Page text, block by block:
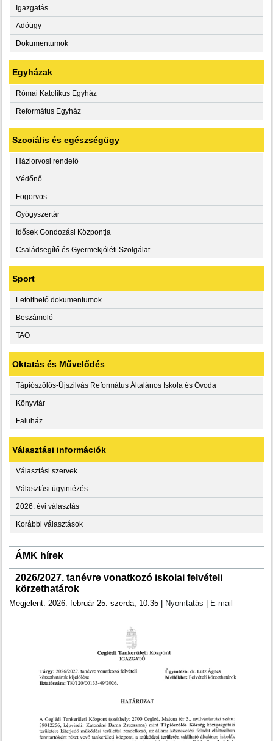
Igazgatás
Adóügy
Dokumentumok
Egyházak
Római Katolikus Egyház
Református Egyház
Szociális és egészségügy
Háziorvosi rendelő
Védőnő
Fogorvos
Gyógyszertár
Idősek Gondozási Központja
Családsegítő és Gyermekjóléti Szolgálat
Sport
Letölthető dokumentumok
Beszámoló
TAO
Oktatás és Művelődés
Tápiószőlős-Újszilvás Református Általános Iskola és Óvoda
Könyvtár
Faluház
Választási információk
Választási szervek
Választási ügyintézés
2026. évi választás
Korábbi választások
ÁMK hírek
2026/2027. tanévre vonatkozó iskolai felvételi
körzethatárok
Megjelent: 2026. február 25. szerda, 10:35 Nyomtatás E-mail